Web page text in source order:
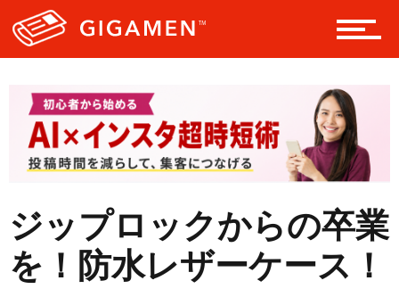
ヘルス・健康
スタイル
ジップロックからの卒業
を！防水レザーケース！